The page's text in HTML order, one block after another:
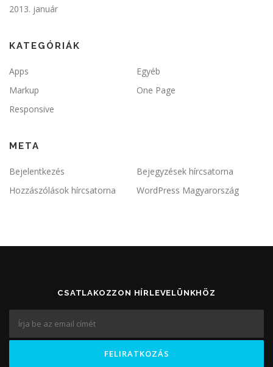
2013. január
KATEGÓRIÁK
Apps
Egyéb
Markup
One Page
Responsive
META
Bejelentkezés
Bejegyzések hírcsatorna
Hozzászólások hírcsatorna
WordPress Magyarország
CSATLAKOZZON HÍRLEVELÜNKHÖZ